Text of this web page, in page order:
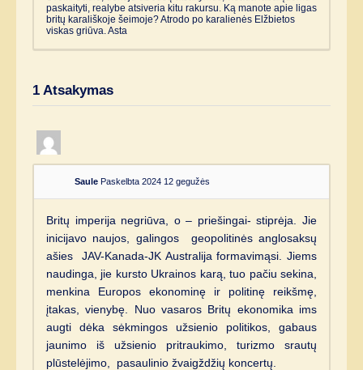
paskaityti, realybe atsiveria kitu rakursu. Ką manote apie ligas
britų karališkoje šeimoje? Atrodo po karalienės Elžbietos
viskas griūva. Asta
1 Atsakymas
Saule Paskelbta 2024 12 gegužės
Britų imperija negriūva, o – priešingai- stiprėja. Jie
inicijavo naujos, galingos geopolitinės anglosaksų
ašies JAV-Kanada-JK Australija formavimąsi. Jiems
naudinga, jie kursto Ukrainos karą, tuo pačiu sekina,
menkina Europos ekonominę ir politinę reikšmę,
įtakas, vienybę. Nuo vasaros Britų ekonomika ims
augti dėka sėkmingos užsienio politikos, gabaus
jaunimo iš užsienio pritraukimo, turizmo srautų
plūstelėjimo, pasaulinio žvaigždžių koncertų.